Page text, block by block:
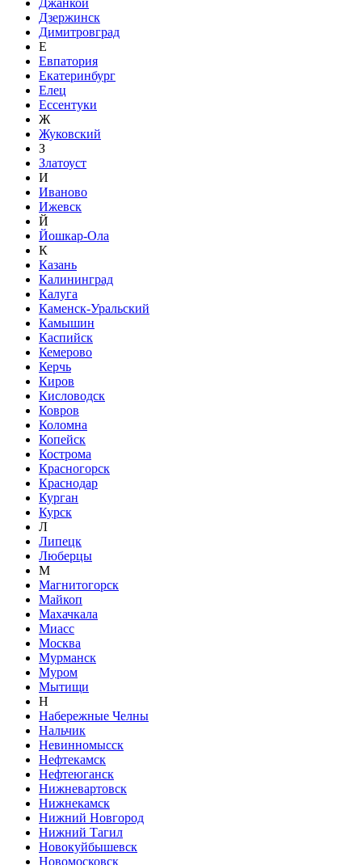
Джанкой
Дзержинск
Димитровград
Е
Евпатория
Екатеринбург
Елец
Ессентуки
Ж
Жуковский
З
Златоуст
И
Иваново
Ижевск
Й
Йошкар-Ола
К
Казань
Калининград
Калуга
Каменск-Уральский
Камышин
Каспийск
Кемерово
Керчь
Киров
Кисловодск
Ковров
Коломна
Копейск
Кострома
Красногорск
Краснодар
Курган
Курск
Л
Липецк
Люберцы
М
Магнитогорск
Майкоп
Махачкала
Миасс
Москва
Мурманск
Муром
Мытищи
Н
Набережные Челны
Нальчик
Невинномысск
Нефтекамск
Нефтеюганск
Нижневартовск
Нижнекамск
Нижний Новгород
Нижний Тагил
Новокуйбышевск
Новомосковск